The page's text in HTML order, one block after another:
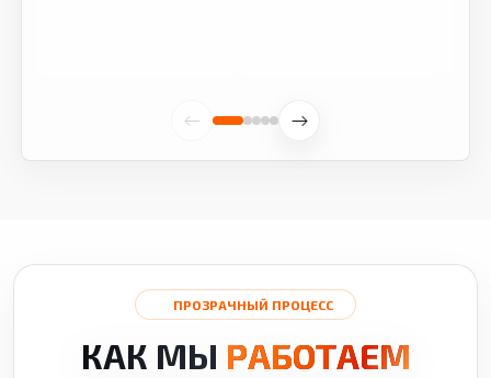
ПРОЗРАЧНЫЙ ПРОЦЕСС
КАК МЫ РАБОТАЕМ